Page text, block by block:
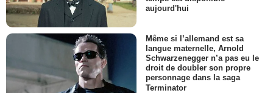
aujourd'hui
Même si l’allemand est sa
langue maternelle, Arnold
Schwarzenegger n’a pas eu le
droit de doubler son propre
personnage dans la saga
Terminator